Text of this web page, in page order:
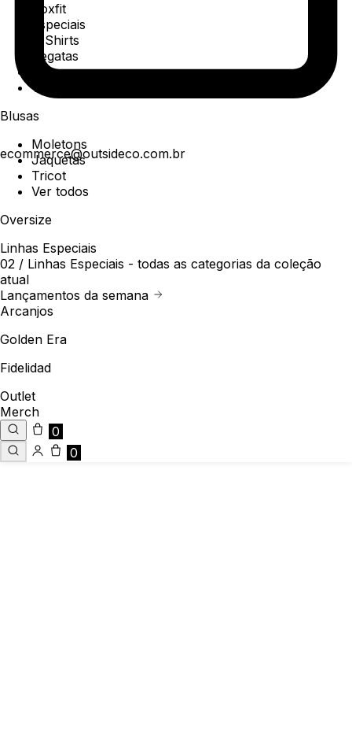
ecommerce@outsideco.com.br
Boxfit
Especiais
T-Shirts
Regatas
Polo
Ver todos
Blusas
Moletons
Jaquetas
Tricot
Ver todos
Oversize
Linhas Especiais
02 / Linhas Especiais - todas as categorias da coleção
atual
Lançamentos da semana
Arcanjos
Golden Era
Fidelidad
Outlet
Merch
0
0